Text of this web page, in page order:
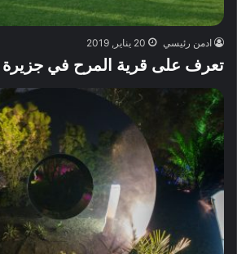
ادمن رئيسي 20 يناير, 2019
تعرف على قرية المرح في جزيرة